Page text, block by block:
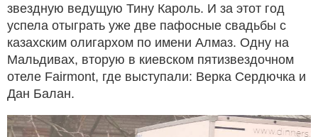
звездную ведущую Тину Кароль. И за этот год
успела отыграть уже две пафосные свадьбы с
казахским олигархом по имени Алмаз. Одну на
Мальдивах, вторую в киевском пятизвездочном
отеле Fairmont, где выступали: Верка Сердючка и
Дан Балан.